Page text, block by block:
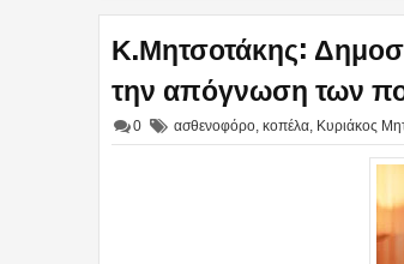
Κ.Μητσοτάκης:
την απόγνωση των
0 ασθενοφόρο κοπέλα Κυριάκος